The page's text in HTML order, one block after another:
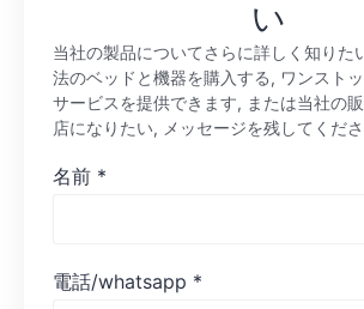
い
当社の製品についてさらに詳しく知りた
法のベッドと機器を購入する, ワンスト
サービスを提供できます, または当社の
店になりたい, メッセージを残してくだ
名前 *
電話/whatsapp *